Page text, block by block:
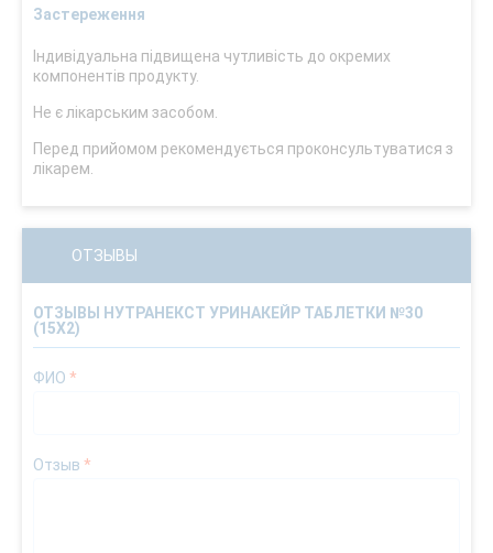
Застереження
Індивідуальна підвищена чутливість до окремих
компонентів продукту.
Не є лікарським засобом.
Перед прийомом рекомендується проконсультуватися з
лікарем.
ОТЗЫВЫ
ОТЗЫВЫ НУТРАНЕКСТ УРИНАКЕЙР ТАБЛЕТКИ №30
(15Х2)
ФИО *
Отзыв *